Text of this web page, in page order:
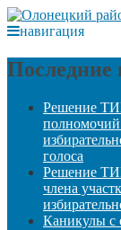
навигация
Последние
Решение
полномочий
голоса
Решение
члена
Каникулы с